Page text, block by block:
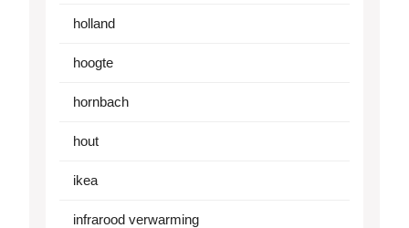
holland
hoogte
hornbach
hout
ikea
infrarood verwarming